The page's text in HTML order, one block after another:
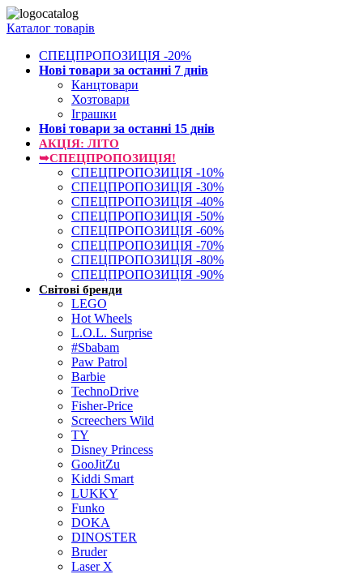
Каталог товарів
СПЕЦПРОПОЗИЦІЯ -20%
Нові товари за останнi 7 днiв
Канцтовари
Хозтовари
Іграшки
Нові товари за останнi 15 днiв
АКЦІЯ: ЛІТО
➥СПЕЦПРОПОЗИЦІЯ!
СПЕЦПРОПОЗИЦІЯ -10%
СПЕЦПРОПОЗИЦІЯ -30%
СПЕЦПРОПОЗИЦІЯ -40%
СПЕЦПРОПОЗИЦІЯ -50%
СПЕЦПРОПОЗИЦІЯ -60%
СПЕЦПРОПОЗИЦІЯ -70%
СПЕЦПРОПОЗИЦІЯ -80%
СПЕЦПРОПОЗИЦІЯ -90%
Світові бренди
LEGO
Hot Wheels
L.O.L. Surprise
#Sbabam
Paw Patrol
Barbie
TechnoDrive
Fisher-Price
Screechers Wild
TY
Disney Princess
GooJitZu
Kiddi Smart
LUKKY
Funko
DOKA
DINOSTER
Bruder
Laser X